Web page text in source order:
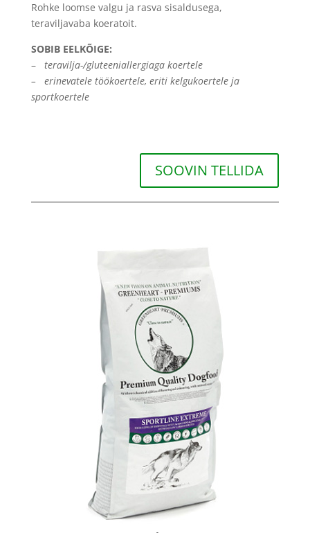
Rohke loomse valgu ja rasva sisaldusega,
teraviljavaba koeratoit.
SOBIB EELKÕIGE:
– teravilja-/gluteeniallergiaga koertele
– erinevatele töökoertele, eriti kelgukoertele ja
sportkoertele
SOOVIN TELLIDA